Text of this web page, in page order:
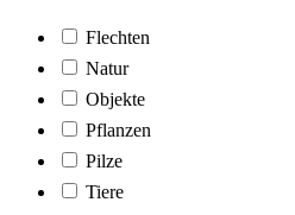
Flechten
Natur
Objekte
Pflanzen
Pilze
Tiere